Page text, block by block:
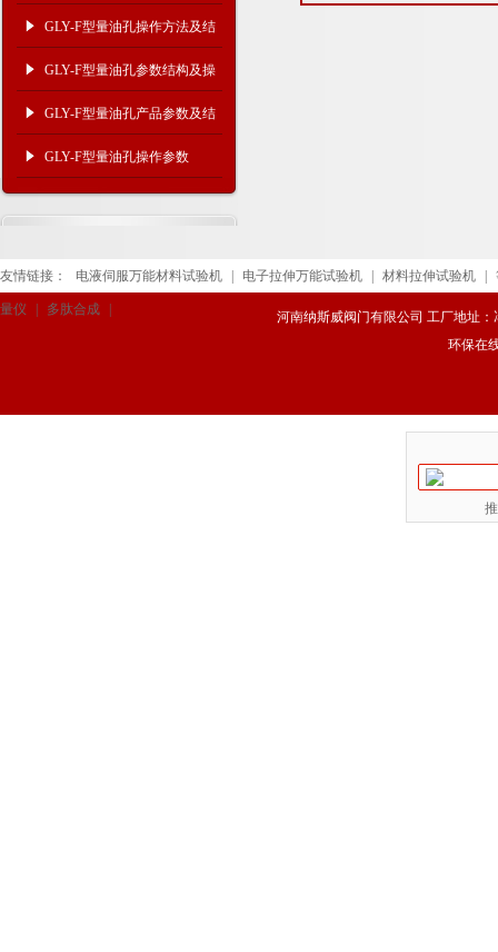
作方法
GLY-F型量油孔操作方法及结
构参数
GLY-F型量油孔参数结构及操
作方法
GLY-F型量油孔产品参数及结
构
GLY-F型量油孔操作参数
友情链接： 电液伺服万能材料试验机 电子拉伸万能试验机 材料拉伸试验机
量仪 多肽合成
河南纳斯威阀门有限公司 工厂地址：
环保在